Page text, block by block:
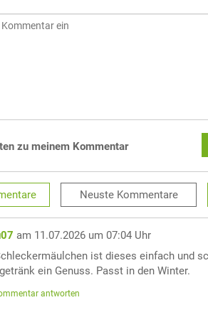
zu meinem Kommentar
Neuste Kommentare
am 11.07.2026 um 07:04 Uhr
ist dieses einfach und
ein Genuss. Passt in den Winter.
antworten